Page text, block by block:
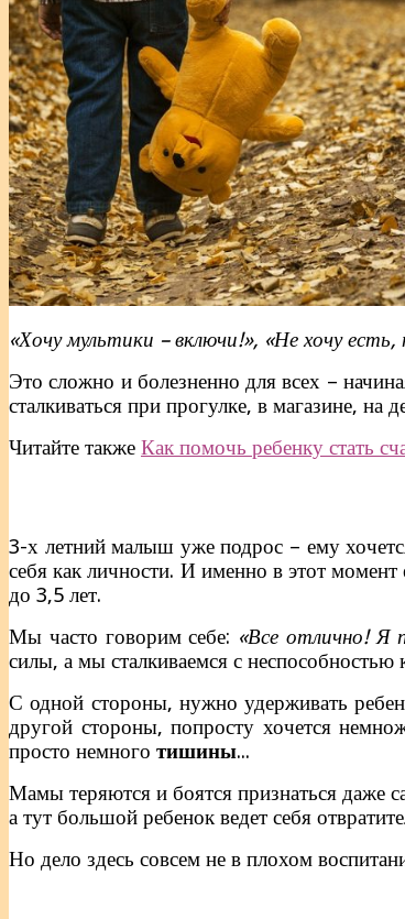
«Хочу мультики – включи!», «Не хочу есть,
Это сложно и болезненно для всех –
сталкиваться при прогулке, в магазине, на
Читайте также Как помочь ребенку стать
3-х летний малыш уже подрос – ему
себя как личности. И именно в этот момент
до 3,5 лет.
Мы часто говорим себе: «Все отлично! Я
силы, а мы сталкиваемся с неспособностью
С одной стороны, нужно удерживать
другой стороны, попросту хочется
просто немного тишины...
Мамы теряются и боятся признаться даже
а тут большой ребенок ведет себя
Но дело здесь совсем не в плохом